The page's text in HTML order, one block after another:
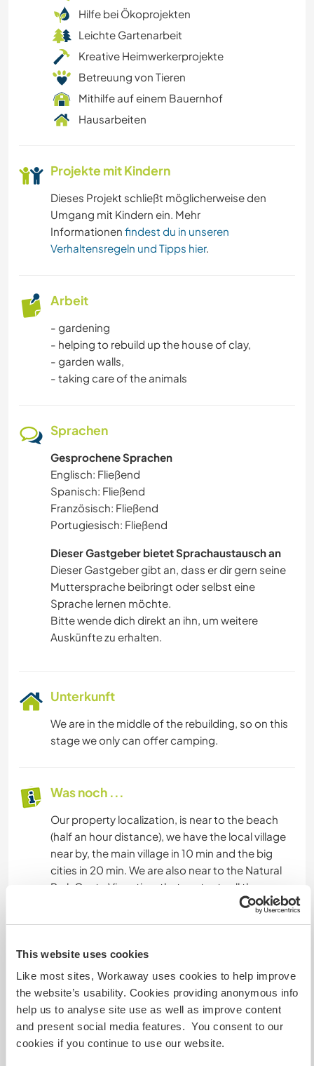
This website uses cookies
Like most sites, Workaway uses cookies to help improve
the website’s usability. Cookies providing anonymous info
help us to analyse site use as well as improve content
and present social media features. You consent to our
cookies if you continue to use our website.
Hilfe bei Ökoprojekten
Leichte Gartenarbeit
Kreative Heimwerkerprojekte
Betreuung von Tieren
Mithilfe auf einem Bauernhof
Hausarbeiten
Projekte mit Kindern
Dieses Projekt schließt möglicherweise den
Umgang mit Kindern ein. Mehr
Informationen findest du in unseren
Verhaltensregeln und Tipps hier.
Arbeit
- gardening
- helping to rebuild up the house of clay,
- garden walls,
- taking care of the animals
Sprachen
Gesprochene Sprachen
Englisch: Fließend
Spanisch: Fließend
Französisch: Fließend
Portugiesisch: Fließend
Dieser Gastgeber bietet Sprachaustausch an
Dieser Gastgeber gibt an, dass er dir gern seine
Muttersprache beibringt oder selbst eine
Sprache lernen möchte.
Bitte wende dich direkt an ihn, um weitere
Auskünfte zu erhalten.
Unterkunft
We are in the middle of the rebuilding, so on this
stage we only can offer camping.
Was noch ...
Our property localization, is near to the beach
(half an hour distance), we have the local village
near by, the main village in 10 min and the big
cities in 20 min. We are also near to the Natural
Park Costa Vicentina, that protects all the sea
coast, where you can find spetacular views;
most famous sunset in Europe: Cabe S. Vicente
- Sagres. You can also enjoy the moutain,
waterfalls, the forest, etc. You can learn new
techniques.